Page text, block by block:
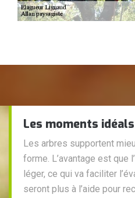
Les moments
Les arbres supportent
forme. L’avantage est que
léger, ce qui va faciliter
seront plus à l’aide pour